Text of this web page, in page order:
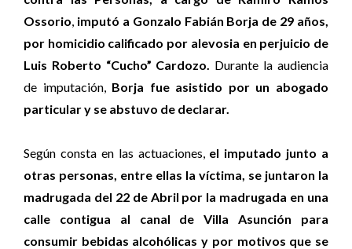
Ossorio, imputó a Gonzalo Fabián Borja de 29 años,
por homicidio calificado por alevosia en perjuicio de
Luis Roberto “Cucho” Cardozo. Durante la audiencia
de imputación, Borja fue asistido por un abogado
particular y se abstuvo de declarar.
Según consta en las actuaciones, el imputado junto a
otras personas, entre ellas la víctima, se juntaron la
madrugada del 22 de Abril por la madrugada en una
calle contigua al canal de Villa Asunción para
consumir bebidas alcohólicas y por motivos que se